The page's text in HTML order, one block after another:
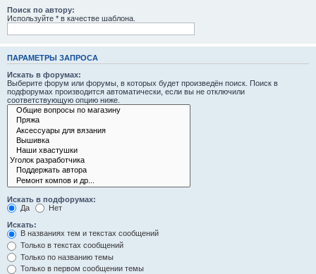
Поиск по автору:
Используйте * в качестве шаблона.
ПАРАМЕТРЫ ЗАПРОСА
Искать в форумах:
Выберите форум или форумы, в которых будет произведён поиск. Поиск в
подфорумах производится автоматически, если вы не отключили
соответствующую опцию ниже.
Искать в подфорумах:
Да
Нет
Искать:
В названиях тем и текстах сообщений
Только в текстах сообщений
Только по названию темы
Только в первом сообщении темы